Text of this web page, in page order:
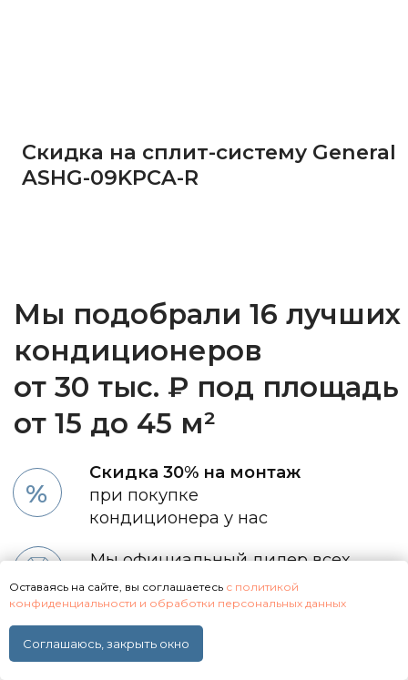
Оставаясь на сайте, вы соглашаетесь с политикой
конфиденциальности и обработки персональных данных
Соглашаюсь, закрыть окно